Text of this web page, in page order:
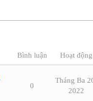
Bình luận Hoạt động
0
Tháng Ba
2022